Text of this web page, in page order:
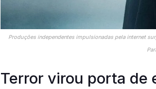
Produções independentes impulsionadas pela internet
Terror virou porta de